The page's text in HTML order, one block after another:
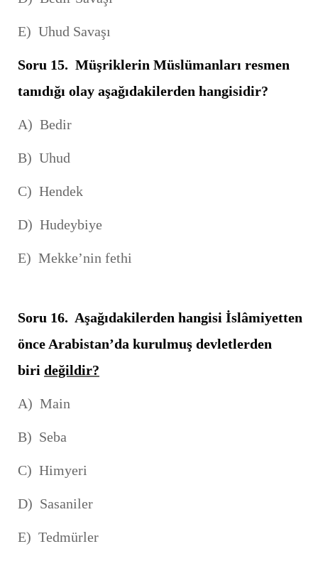
E) Uhud Savaşı
Soru 15. Müşriklerin Müslümanları resmen
tanıdığı olay aşağıdakilerden hangisidir?
A) Bedir
B) Uhud
C) Hendek
D) Hudeybiye
E) Mekke’nin fethi
Soru 16. Aşağıdakilerden hangisi İslâmiyetten
önce Arabistan’da kurulmuş devletlerden
biri değildir?
A) Main
B) Seba
C) Himyeri
D) Sasaniler
E) Tedmürler